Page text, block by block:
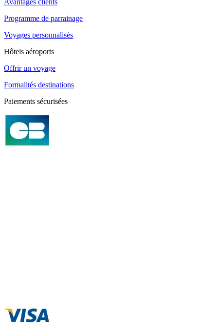
Avantages clients
Programme de parrainage
Voyages personnalisés
Hôtels aéroports
Offrir un voyage
Formalités destinations
Paiements sécurisées